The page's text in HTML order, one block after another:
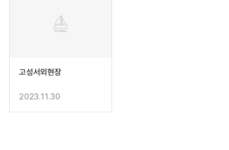
고성서외현장
2023.11.30